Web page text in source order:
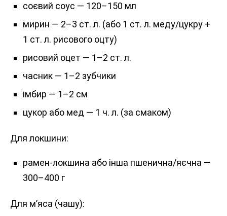
соєвий соус — 120–150 мл
мирин — 2–3 ст. л. (або 1 ст. л. меду/цукру +
1 ст. л. рисового оцту)
рисовий оцет — 1–2 ст. л.
часник — 1–2 зубчики
імбир — 1–2 см
цукор або мед — 1 ч. л. (за смаком)
Для локшини:
рамен-локшина або інша пшенична/яєчна —
300–400 г
Для м’яса (чашу):